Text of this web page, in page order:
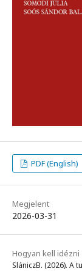
PDF (English)
Megjelent
2026-03-31
Hogyan kell idézni
SlániczB. (2026). A